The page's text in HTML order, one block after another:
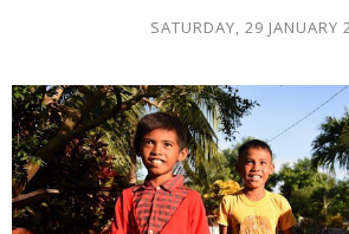
SATURDAY, 29 JANUARY